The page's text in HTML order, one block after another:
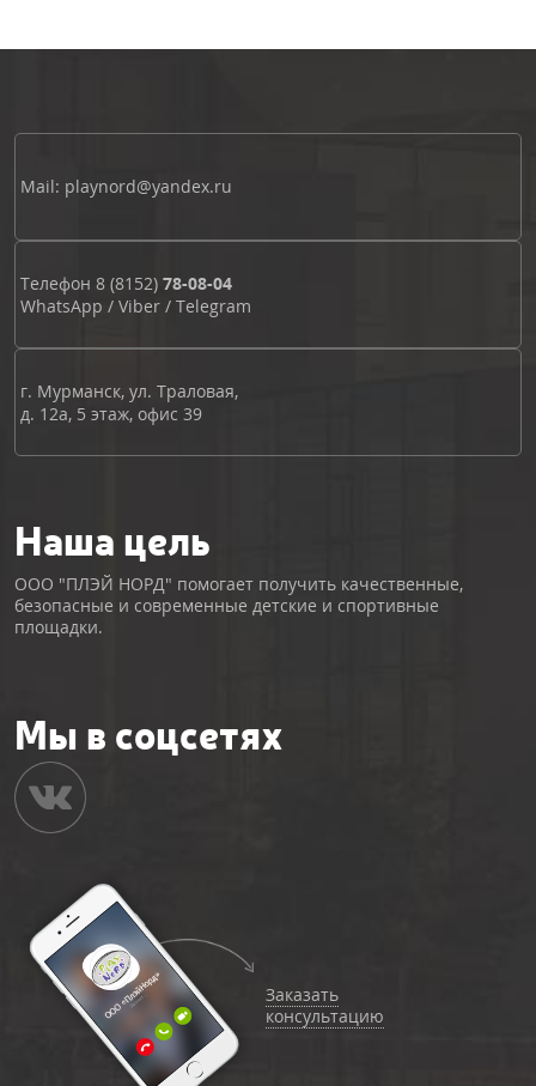
Mail: playnord@yandex.ru
Телефон 8 (8152) 78-08-04
WhatsApp / Viber / Telegram
г. Мурманск, ул. Траловая,
д. 12а, 5 этаж, офис 39
Наша цель
ООО "ПЛЭЙ НОРД" помогает получить качественные,
безопасные и современные детские и спортивные
площадки.
Мы в соцсетях
Заказать
консультацию